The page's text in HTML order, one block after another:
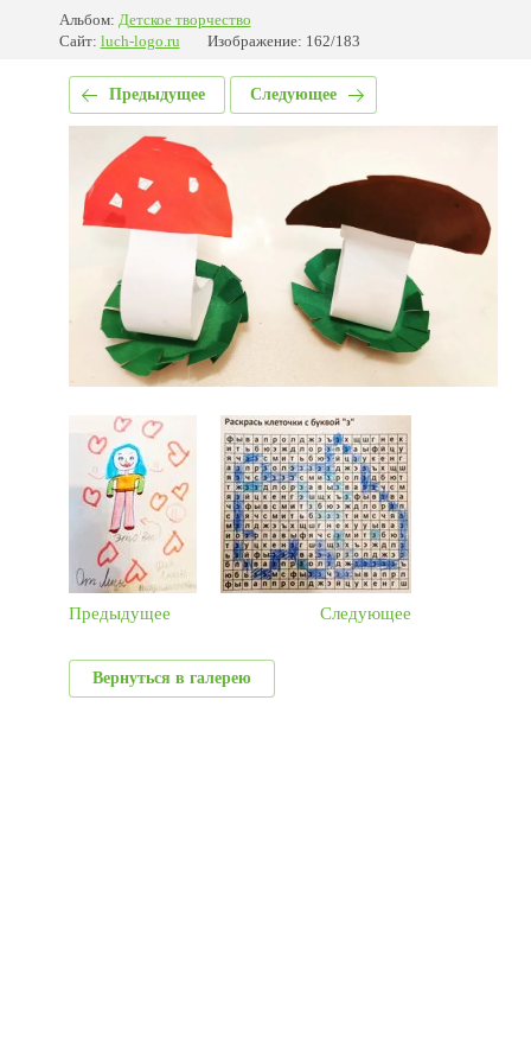
Альбом: Детское творчество
Сайт: luch-logo.ru Изображение: 162/183
Предыдущее Следующее
Предыдущее Следующее
Вернуться в галерею